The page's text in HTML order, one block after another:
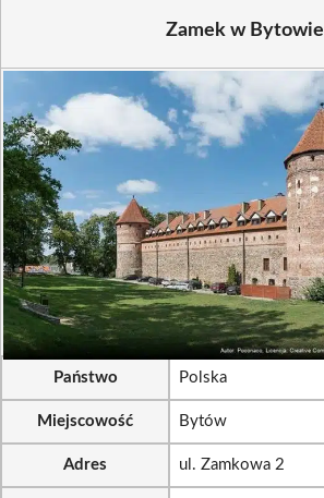
Zamek w Bytowie
Państwo Polska
Miejscowość Bytów
Adres ul. Zamkowa 2